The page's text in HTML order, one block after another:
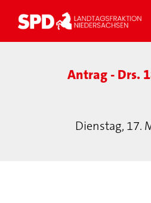
Antrag - Drs.
Dienstag, 17.